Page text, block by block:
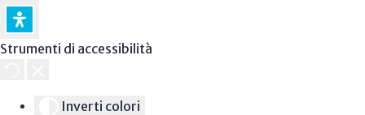
Strumenti di accessibilità
Inverti colori